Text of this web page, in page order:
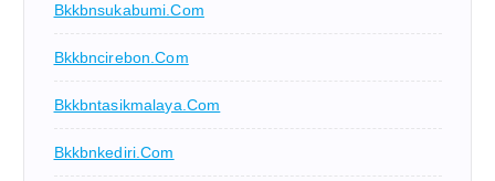
Bkkbnsukabumi.com
Bkkbncirebon.com
Bkkbntasikmalaya.com
Bkkbnkediri.com